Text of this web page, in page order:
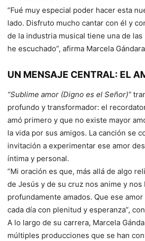
“Fué muy especial poder hacer esta
lado. Disfruto mucho cantar con él y
de la industria musical tiene una de
he escuchado”, afirma Marcela
UN MENSAJE CENTRAL: EL
“Sublime amor (Digno es el Señor)”
profundo y transformador: el
amó primero y que no existe mayor
la vida por sus amigos. La canción se
invitación a experimentar ese amor
íntima y personal.
“Mi oración es que, más allá de algo
de Jesús y de su cruz nos anime y
profundamente amados. Que ese
cada día con plenitud y esperanza”,
A lo largo de su carrera, Marcela
múltiples producciones que se han